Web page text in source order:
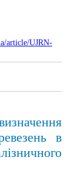
article/UJRN-
в